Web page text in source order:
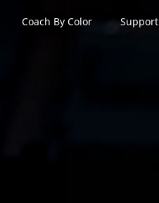
Coach By Color Support